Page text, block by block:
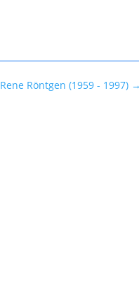
Rene Röntgen (1959 - 1997)